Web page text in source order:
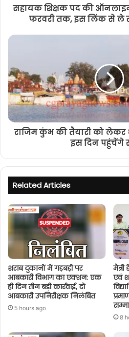
सहायक शिक्षक पद की
फरवरी तक, इस लिंक से ले
राजिम कुंभ की तैयारी को लेकर
इस दिन पहुंचेंगे
Related Articles
शराब दुकानों में गड़बड़ी पर
आबकारी विभाग का एक्शन: एक
ही दिन तीन बड़ी कार्रवाई, दो
आबकारी उपनिरीक्षक निलंबित
5 hours ago
एवं
8